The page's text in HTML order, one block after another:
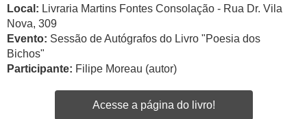
Local: Livraria Martins Fontes Consolação - Rua Dr. Vila
Nova, 309
Evento: Sessão de Autógrafos do Livro "Poesia dos
Bichos"
Participante: Filipe Moreau (autor)
Acesse a página do livro!